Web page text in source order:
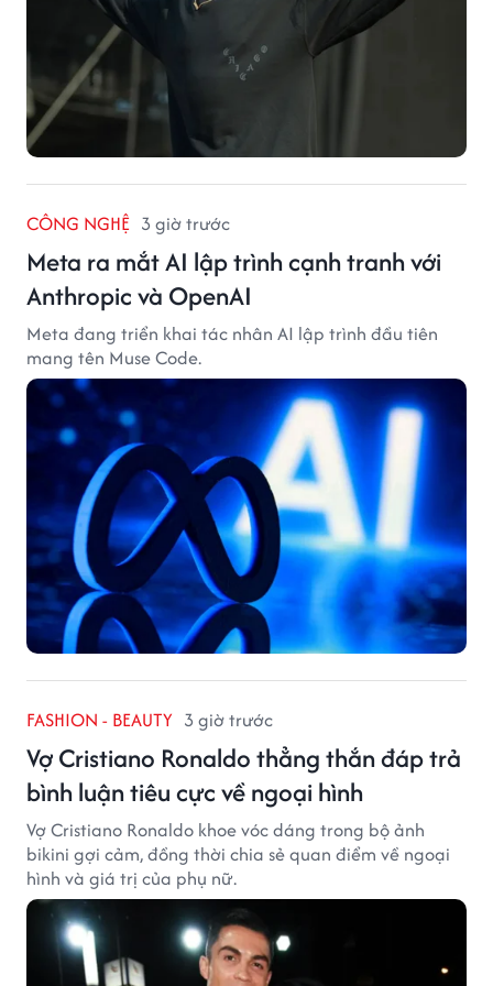
CÔNG NGHỆ 3 giờ trước
Meta ra mắt AI lập trình cạnh tranh với
Anthropic và OpenAI
Meta đang triển khai tác nhân AI lập trình đầu tiên
mang tên Muse Code.
FASHION - BEAUTY 3 giờ trước
Vợ Cristiano Ronaldo thẳng thắn đáp trả
bình luận tiêu cực về ngoại hình
Vợ Cristiano Ronaldo khoe vóc dáng trong bộ ảnh
bikini gợi cảm, đồng thời chia sẻ quan điểm về ngoại
hình và giá trị của phụ nữ.